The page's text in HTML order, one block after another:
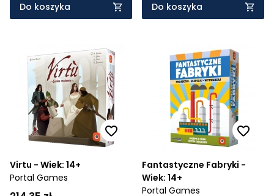
Do koszyka Do koszyka
Virtu - Wiek: 14+
Portal Games
Fantastyczne Fabryki -
Wiek: 14+
Portal Games